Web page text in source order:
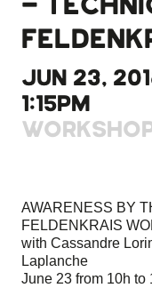
JUN 23,
1:15PM
AWARENESS BY
FELDENKRAIS
with Cassandre
Laplanche
June 23 from 10h to